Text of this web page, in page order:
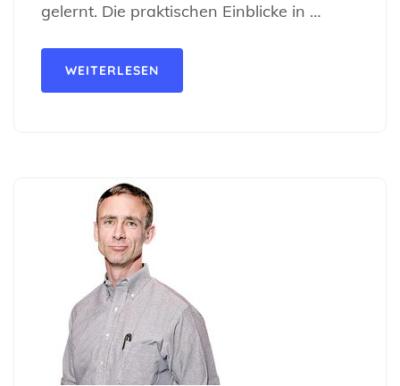
gelernt. Die praktischen Einblicke in …
WEITERLESEN